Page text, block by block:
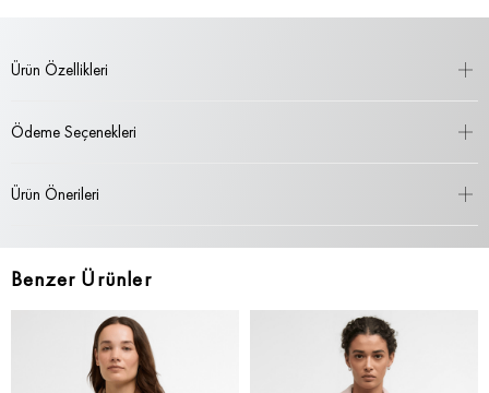
Ürün Özellikleri
Ödeme Seçenekleri
Ürün Önerileri
Benzer Ürünler